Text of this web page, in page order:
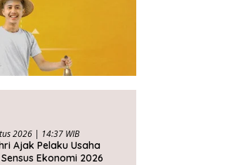
2026 | 14:37 WIB
Ajak Pelaku Usaha
Ekonomi 2026